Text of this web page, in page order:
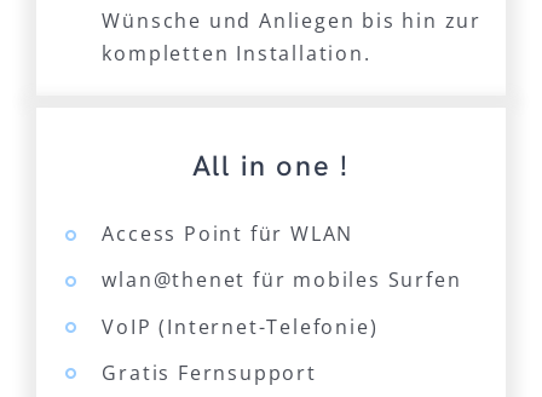
Wünsche und Anliegen bis hin zur
kompletten Installation.
All in one !
Access Point für WLAN
wlan@thenet für mobiles Surfen
VoIP (Internet-Telefonie)
Gratis Fernsupport